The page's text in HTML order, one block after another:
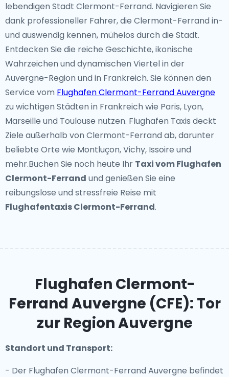
lebendigen Stadt Clermont-Ferrand. Navigieren Sie
dank professioneller Fahrer, die Clermont-Ferrand in-
und auswendig kennen, mühelos durch die Stadt.
Entdecken Sie die reiche Geschichte, ikonische
Wahrzeichen und dynamischen Viertel in der
Auvergne-Region und in Frankreich. Sie können den
Service vom Flughafen Clermont-Ferrand Auvergne
zu wichtigen Städten in Frankreich wie Paris, Lyon,
Marseille und Toulouse nutzen. Flughafen Taxis deckt
Ziele außerhalb von Clermont-Ferrand ab, darunter
beliebte Orte wie Montluçon, Vichy, Issoire und
mehr.Buchen Sie noch heute Ihr Taxi vom Flughafen
Clermont-Ferrand und genießen Sie eine
reibungslose und stressfreie Reise mit
Flughafentaxis Clermont-Ferrand.
Flughafen Clermont-
Ferrand Auvergne (CFE): Tor
zur Region Auvergne
Standort und Transport:
- Der Flughafen Clermont-Ferrand Auvergne befindet